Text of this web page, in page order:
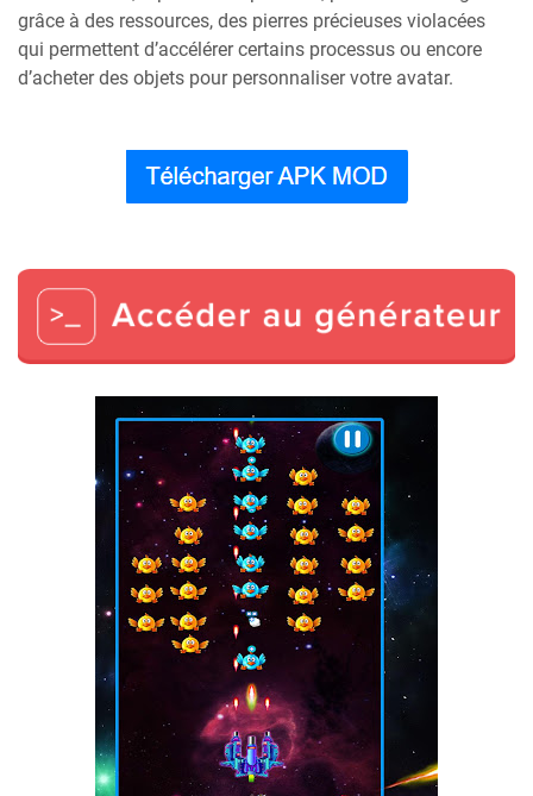
grâce à des ressources, des pierres précieuses violacées
qui permettent d’accélérer certains processus ou encore
d’acheter des objets pour personnaliser votre avatar.